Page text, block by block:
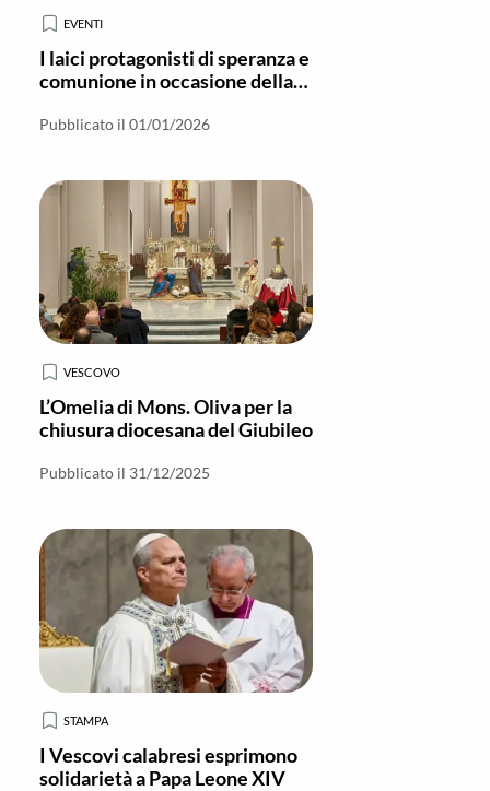
EVENTI
I laici protagonisti di speranza e
comunione in occasione della
Pubblicato il 01/01/2026
VESCOVO
L’Omelia di Mons. Oliva per la
chiusura diocesana del Giubileo
Pubblicato il 31/12/2025
STAMPA
I Vescovi calabresi esprimono
solidarietà a Papa Leone XIV